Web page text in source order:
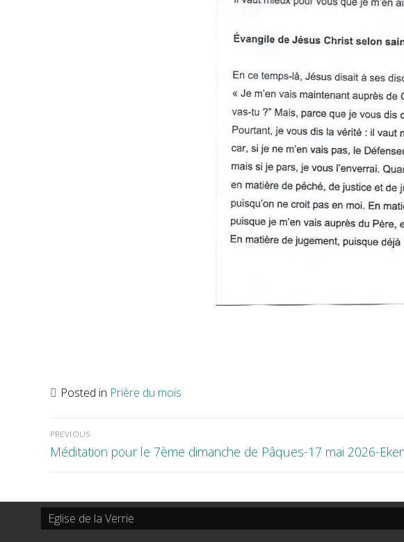
Posted in Prière du mois
de
l’article
PREVIOUS
Previous
Méditation pour le 7ème dimanche de Pâques-17 mai 2026-
Eglise de la Verrie